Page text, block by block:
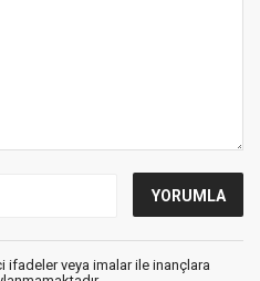
ifadeler veya imalar ile inançlara